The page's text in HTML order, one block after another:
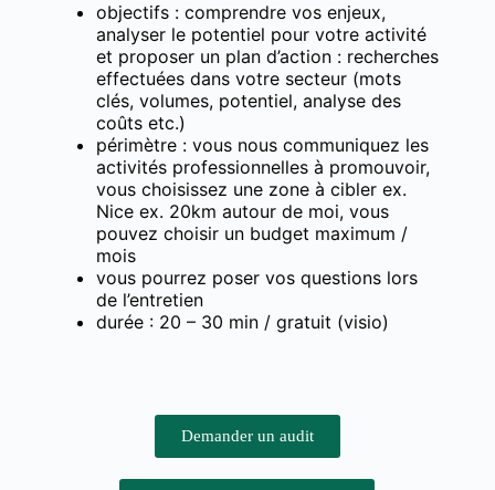
objectifs : comprendre vos enjeux,
analyser le potentiel pour votre activité
et proposer un plan d’action : recherches
effectuées dans votre secteur (mots
clés, volumes, potentiel, analyse des
coûts etc.)
périmètre : vous nous communiquez les
activités professionnelles à promouvoir,
vous choisissez une zone à cibler ex.
Nice ex. 20km autour de moi, vous
pouvez choisir un budget maximum /
mois
vous pourrez poser vos questions lors
de l’entretien
durée : 20 – 30 min / gratuit (visio)
Demander un audit